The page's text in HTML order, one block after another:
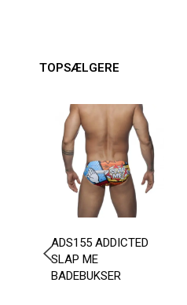
TOPSÆLGERE
ADS155 ADDICTED
SLAP ME
BADEBUKSER